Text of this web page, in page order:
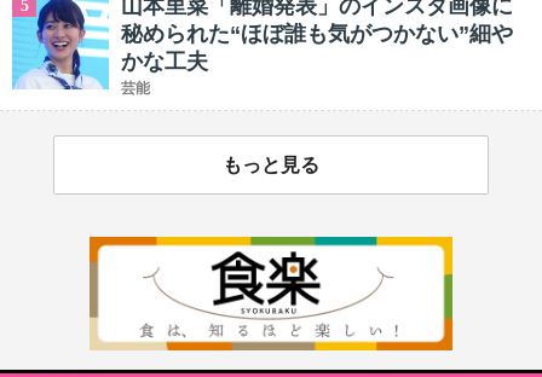
5
山本里菜「離婚発表」のインスタ画像に
秘められた“ほぼ誰も気がつかない”細や
かな工夫
芸能
もっと見る